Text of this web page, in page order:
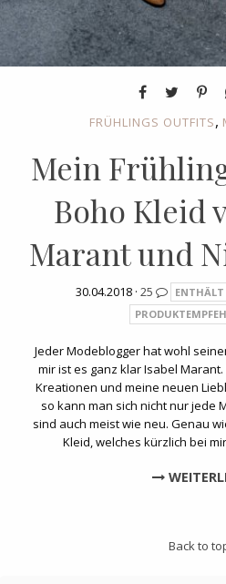
FRÜHLINGS OUTFITS,
Mein
Boho Kleid
Marant und
30.04.2018 · 25
Jeder Modeblogger hat wohl
mir ist es ganz klar Isabel
Kreationen und meine neuen
so kann man sich nicht nur jede
sind auch meist wie neu. Genau
Kleid, welches kürzlich bei
Back to